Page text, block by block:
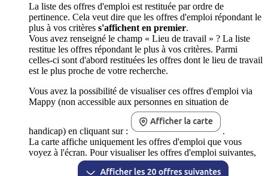
La liste des offres d'emploi est restituée par ordre de
pertinence. Cela veut dire que les offres d'emploi répondant le
plus à vos critères s'affichent en premier.
Vous avez renseigné le champ « Lieu de travail » ? La liste
restitue les offres répondant le plus à vos critères. Parmi
celles-ci sont d'abord restituées les offres dont le lieu de travail
est le plus proche de votre recherche.
Vous avez la possibilité de visualiser ces offres d'emploi via
Mappy (non accessible aux personnes en situation de
handicap) en cliquant sur :
.
La carte affiche uniquement les offres d'emploi que vous
voyez à l'écran. Pour visualiser les offres d'emploi suivantes,